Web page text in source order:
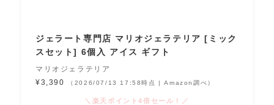
ジェラート専門店 マリオジェラテリア [ミック
スセット] 6個入 アイス ギフト
マリオジェラテリア
¥3,390
（2026/07/13 17:58時点 | Amazon調べ）
＼楽天ポイント4倍セール！／